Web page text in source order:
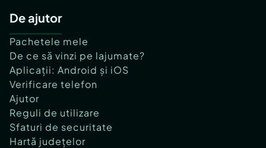
De ajutor
Pachetele mele
De ce să vinzi pe lajumate?
Aplicații: Android și iOS
Verificare telefon
Ajutor
Reguli de utilizare
Sfaturi de securitate
Hartă județelor